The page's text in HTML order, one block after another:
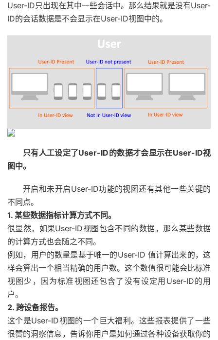
User-ID只出现在其中一些会话中。那么结果就是没有User-
ID的会话数据是不会显示在User-ID视图中的。
只有人工设定了User-ID的数据才会显示在User-ID视
图中。
开启和未开启User-ID功能的视图还有其他一些关键的
不同点。
1. 某些数据指标计算方式不同。
很显然，如果User-ID视图包含不同的数据，那么某些数据
的计算方式也会随之不同。
例如，用户的数量是基于唯一的User-ID 值计算出来的，这
样会算出一个相当精确的用户数。这个数值很可能会比标准
视图少，因为标准视图还包含了没有设定用User-ID的用
户。
2. 跨设备报告。
这个是User-ID视图的一个巨大福利。这些报表提供了一些
很赞的洞察信息，告诉你用户是如何通过各种设备获取你的